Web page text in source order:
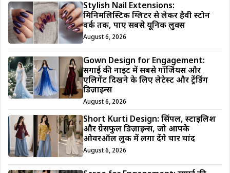
Stylish Nail Extensions:
मिनिमलिस्टिक ग्लिटर से लेकर हैवी स्टोन
वर्क तक, पाएं सबसे यूनिक लुक्स
August 6, 2026
Gown Design for Engagement:
सगाई की नाइट में सबसे गॉर्जियस और
एलिगेंट दिखने के लिए लेटेस्ट और ट्रेंडिंग
डिज़ाइन्स
August 6, 2026
Short Kurti Design: सिंपल, स्टाइलिश
और ग्रेसफुल डिज़ाइन्स, जो आपके
ओवरऑल लुक में लगा देंगे चार चांद
August 6, 2026